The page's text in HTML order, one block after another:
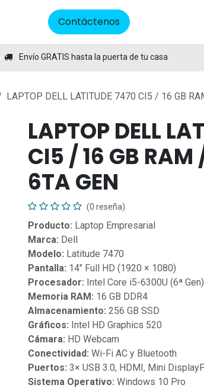
Contáctenos
Envío GRATIS hasta la puerta de tu casa
LAPTOP DELL LATITUDE 7470 CI5 / 16 GB
LAPTOP DELL
CI5 / 16 GB RAM
6TA GEN
(0 reseña)
Producto: Laptop Empresarial
Marca: Dell
Modelo: Latitude 7470
Pantalla: 14" Full HD (1920 × 1080)
Procesador: Intel Core i5-6300U (6ª Gen)
Memoria RAM: 16 GB DDR4
Almacenamiento: 256 GB SSD
Gráficos: Intel HD Graphics 520
Cámara: HD Webcam
Conectividad: Wi-Fi AC y Bluetooth
Puertos: 3× USB 3.0, HDMI, Mini
Sistema Operativo: Windows 10 Pro